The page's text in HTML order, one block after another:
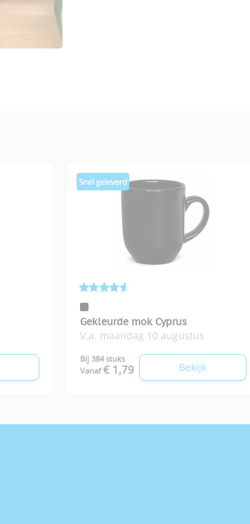
Gekleurde mok Cyprus
V.a. maandag 10 augustus
Bij 384 stuks
Vanaf € 1,79 Bekijk